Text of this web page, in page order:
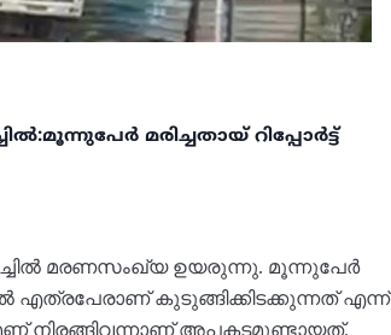
മരിച്ചതായ് റിപ്പോർട്ട്
മരണസംഖ്യ ഉയരുന്നു. മൂന്നുപേർ
എത്രപേരാണ് കുടുങ്ങിക്കിടക്കുന്നത് എന്ന്
നിരങ്ങിവന്നാണ് അപകടമുണ്ടായത്.